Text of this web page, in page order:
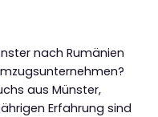
nach Rumänien
aus Münster,
Erfahrung sind